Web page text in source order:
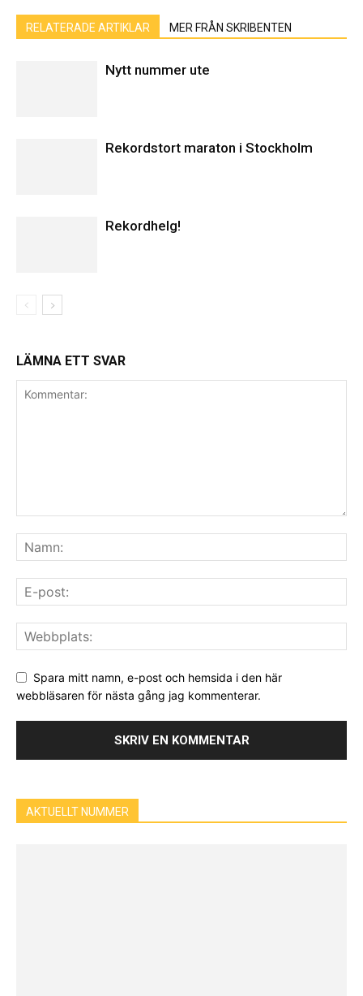
RELATERADE ARTIKLAR MER FRÅN SKRIBENTEN
Nytt nummer ute
Rekordstort maraton i Stockholm
Rekordhelg!
LÄMNA ETT SVAR
Spara mitt namn, e-post och hemsida i den här
webbläsaren för nästa gång jag kommenterar.
AKTUELLT NUMMER